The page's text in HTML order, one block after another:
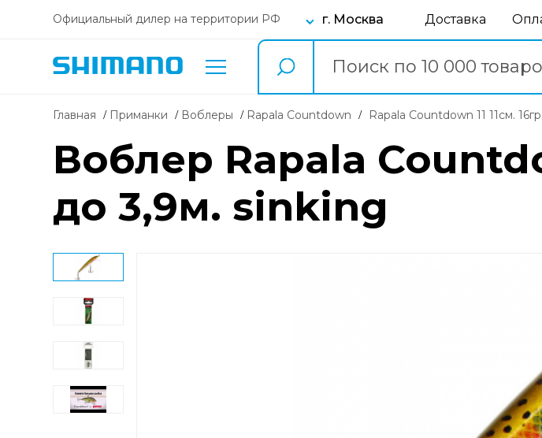
Официальный дилер на территории РФ г. Москва Доставка
Главная Приманки воблеры Rapala Countdown Rapala Countdown 11 11см.
Воблер Rapala
до 3,9м. sinking